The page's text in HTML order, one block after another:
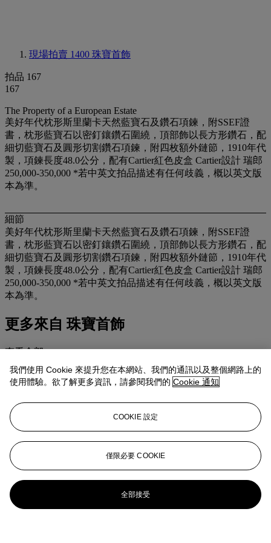
現場拍賣 1400 珠寶首飾
拍品 167
167
The Property of a European Estate
美好年代枕形斯里蘭卡天然藍寶石及鑽石項鍊，附SSEF證
書，枕形藍寶石以密釘鑲鑽石圍繞，頂部飾以長方形鑽石，配
細切藍寶石及圓形切割鑽石項鍊，附四枚額外鏈節，1910年代
製，項鍊長度48.0公分，配有Cartier紅色皮盒 Cartier設計 瑞郎
250,000-350,000 *若中英文拍品描述有任何歧義，概以英文版
本為準。
細節
美好年代枕形斯里蘭卡天然藍寶石及鑽石項鍊，附SSEF證
書，枕形藍寶石以密釘鑲鑽石圍繞，頂部飾以長方形鑽石，配
細切藍寶石及圓形切割鑽石項鍊，附四枚額外鏈節，1910年代
製，項鍊長度48.0公分，配有Cartier紅色皮盒 Cartier設計 瑞郎
250,000-350,000 *若中英文拍品描述有任何歧義，概以英文版
本為準。
更多來自 珠寶首飾
查看全部
查看全部
我們使用 Cookie 來提升您在本網站、我們的通訊以及整個網路上的
使用體驗。欲了解更多資訊，請參閱我們的 Cookie 通知
COOKIE 設定
僅限必要 COOKIE
全部接受